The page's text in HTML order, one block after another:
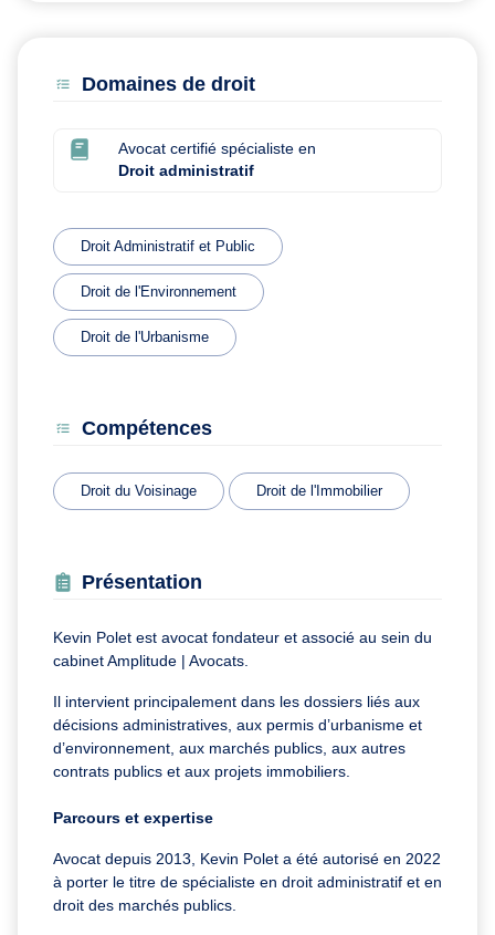
Domaines de droit
Avocat certifié spécialiste en
Droit administratif
Droit Administratif et Public
Droit de l'Environnement
Droit de l'Urbanisme
Compétences
Droit du Voisinage Droit de l'Immobilier
Présentation
Kevin Polet est avocat fondateur et associé au sein du
cabinet Amplitude | Avocats.
Il intervient principalement dans les dossiers liés aux
décisions administratives, aux permis d’urbanisme et
d’environnement, aux marchés publics, aux autres
contrats publics et aux projets immobiliers.
Parcours et expertise
Avocat depuis 2013, Kevin Polet a été autorisé en 2022
à porter le titre de spécialiste en droit administratif et en
droit des marchés publics.